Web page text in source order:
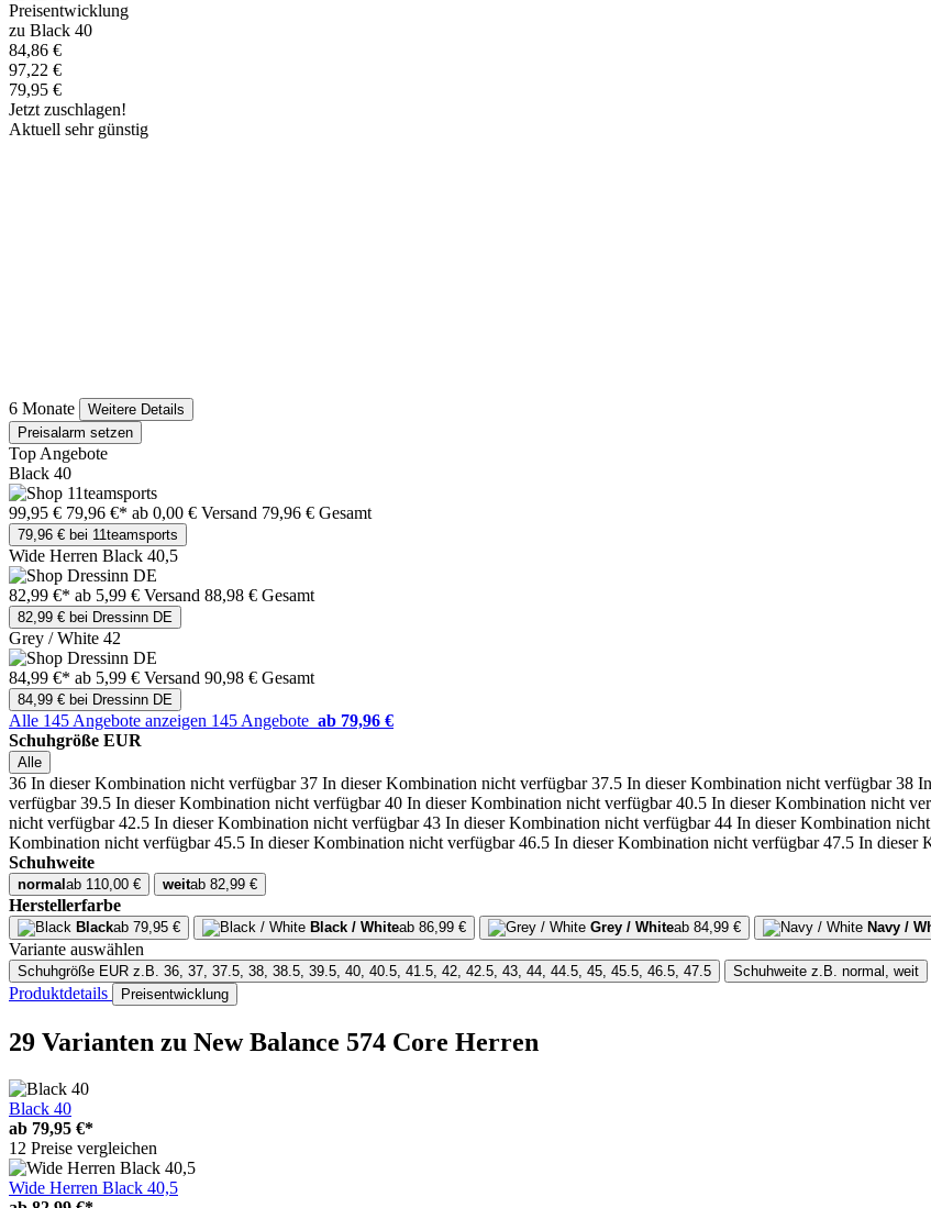
Preisentwicklung
zu Black 40
84,86 €
97,22 €
79,95 €
Jetzt zuschlagen!
Aktuell sehr günstig
6 Monate
Weitere Details
Preisalarm setzen
Top Angebote
Black 40
99,95 € 79,96 €* ab 0,00 € Versand 79,96 € Gesamt
79,96 € bei 11teamsports
Wide Herren Black 40,5
82,99 €* ab 5,99 € Versand 88,98 € Gesamt
82,99 € bei Dressinn DE
Grey / White 42
84,99 €* ab 5,99 € Versand 90,98 € Gesamt
84,99 € bei Dressinn DE
Alle 145 Angebote anzeigen 145 Angebote ab 79,96 €
Schuhgröße EUR
Alle
36 In dieser Kombination nicht verfügbar 37 In dieser Kombination nicht verfügbar 37.5 In dieser Kombination nicht verfügbar 38
verfügbar 39.5 In dieser Kombination nicht verfügbar 40 In dieser Kombination nicht verfügbar 40.5 In dieser Kombination nicht
nicht verfügbar 42.5 In dieser Kombination nicht verfügbar 43 In dieser Kombination nicht verfügbar 44 In dieser Kombination
Kombination nicht verfügbar 45.5 In dieser Kombination nicht verfügbar 46.5 In dieser Kombination nicht verfügbar 47.5 In dieser
Schuhweite
normal ab 110,00 € weitab 82,99 €
Herstellerfarbe
Blackab 79,95 € Black / Whiteab 86,99 € Grey / Whiteab 84,99 € Navy /
Variante auswählen
Schuhgröße EUR z.B. 36, 37, 37.5, 38, 38.5, 39.5, 40, 40.5, 41.5, 42, 42.5, 43, 44, 44.5, 45, 45.5, 46.5, 47.5 Schuhweite z.B. normal, weit
Produktdetails Preisentwicklung
29 Varianten zu New Balance 574 Core Herren
Black 40
ab 79,95 €*
12 Preise vergleichen
Wide Herren Black 40,5